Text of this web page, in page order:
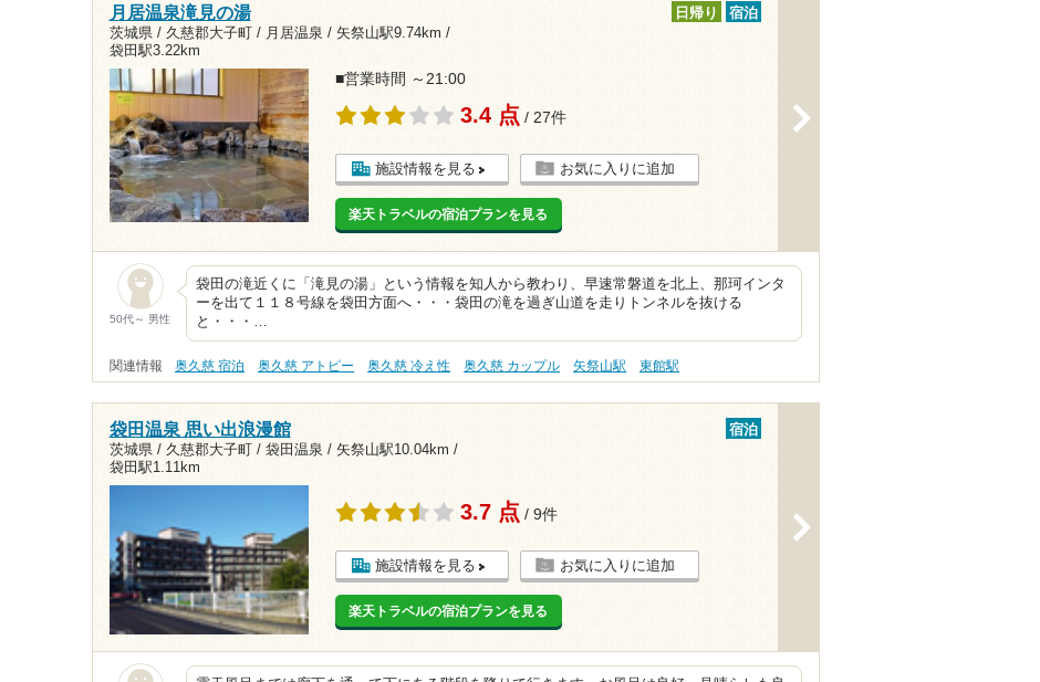
月居温泉滝見の湯
茨城県 / 久慈郡大子町 / 月居温泉 / 矢祭山駅9.74km /
袋田駅3.22km
日帰り 宿泊
■営業時間 ～21:00
3.4 点 / 27件
施設情報を見る お気に入りに追加
楽天トラベルの宿泊プランを見る
50代～ 男性
袋田の滝近くに「滝見の湯」という情報を知人から教わり、早速常磐道を北上、那珂インタ
ーを出て１１８号線を袋田方面へ・・・袋田の滝を過ぎ山道を走りトンネルを抜ける
と・・・…
関連情報 奥久慈 宿泊 奥久慈 アトピー 奥久慈 冷え性 奥久慈 カップル 矢祭山駅 東館駅
袋田温泉 思い出浪漫館
茨城県 / 久慈郡大子町 / 袋田温泉 / 矢祭山駅10.04km /
袋田駅1.11km
宿泊
3.7 点 / 9件
施設情報を見る お気に入りに追加
楽天トラベルの宿泊プランを見る